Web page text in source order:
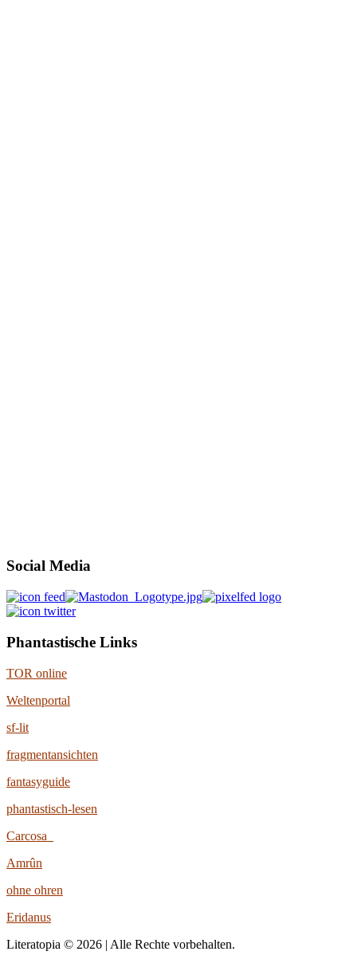
Social Media
Phantastische Links
TOR online
Weltenportal
sf-lit
fragmentansichten
fantasyguide
phantastisch-lesen
Carcosa
Amrûn
ohne ohren
Eridanus
Literatopia © 2026 | Alle Rechte vorbehalten.